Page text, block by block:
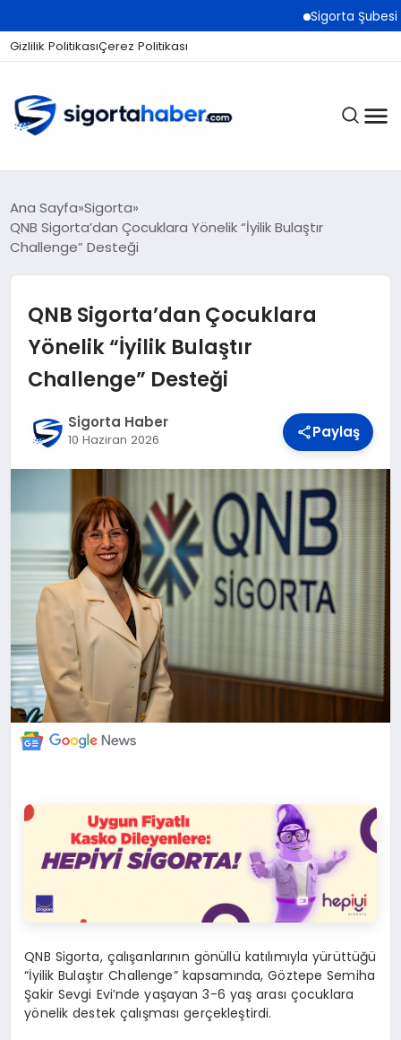
Sigorta Şubesi Nasıl
Gizlilik PolitikasıÇerez Politikası
SIGORTA
EKONOMI
BILIM VE TEKNOLOJI
OTOMOBIL
KÜNYE
İLETIŞIM
Ana Sayfa Sigorta
QNB Sigorta’dan Çocuklara Yönelik “İyilik Bulaştır
Challenge” Desteği
QNB Sigorta’dan Çocuklara
Yönelik “İyilik Bulaştır
Challenge” Desteği
Sigorta Haber
10 Haziran 2026 Paylaş
QNB Sigorta, çalışanlarının gönüllü katılımıyla yürüttüğü
“İyilik Bulaştır Challenge” kapsamında, Göztepe Semiha
Şakir Sevgi Evi’nde yaşayan 3-6 yaş arası çocuklara
yönelik destek çalışması gerçekleştirdi.